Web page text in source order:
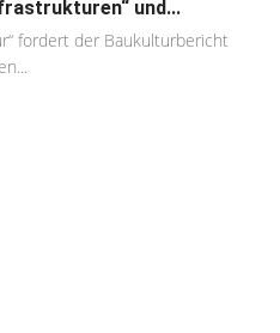
und...
fordert der Baukulturbericht